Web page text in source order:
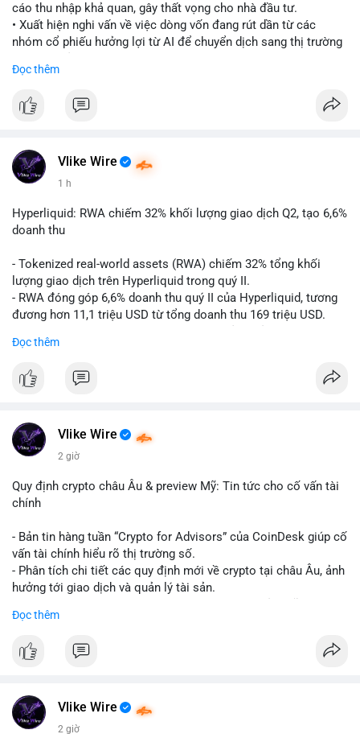
cáo thu nhập khả quan, gây thất vọng cho nhà đầu tư.
• Xuất hiện nghi vấn về việc dòng vốn đang rút dần từ các
nhóm cổ phiếu hưởng lợi từ AI để chuyển dịch sang thị trường
• Diễn biến này có thể là tín hiệu cho thấy sự luân chuyển dòng
$btc $eth
📰 Nguồn: CoinDesk
Đọc thêm
Vlike Wire
1 h
Hyperliquid: RWA chiếm 32% khối lượng giao dịch Q2, tạo 6,6%
doanh thu
- Tokenized real-world assets (RWA) chiếm 32% tổng khối
lượng giao dịch trên Hyperliquid trong quý II.
- RWA đóng góp 6,6% doanh thu quý II của Hyperliquid, tương
đương hơn 11,1 triệu USD từ tổng doanh thu 169 triệu USD.
sản hóa thực tế trên sàn giao dịch phi tập trung.
#binancesquare
#vlikevn #titanbot
📰 Nguồn: Cointelegraph
Đọc thêm
Vlike Wire
2 giờ
Quy định crypto châu Âu & preview Mỹ: Tin tức cho cố vấn tài
chính
- Bản tin hàng tuần “Crypto for Advisors” của CoinDesk giúp cố
vấn tài chính hiểu rõ thị trường số.
- Phân tích chi tiết các quy định mới về crypto tại châu Âu, ảnh
hưởng tới giao dịch và quản lý tài sản.
nhà đầu tư chuẩn bị chiến lược.
trong lĩnh vực blockchain.
$btc $eth
Đọc thêm
Vlike Wire
2 giờ